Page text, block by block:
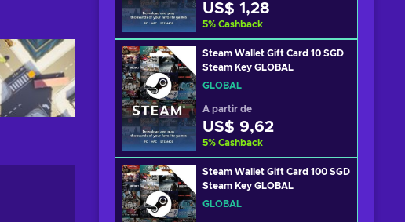
US$ 1,28
5% Cashback
Steam Wallet Gift Card 10 SGD
Steam Key GLOBAL
GLOBAL
A partir de
US$ 9,62
5% Cashback
Steam Wallet Gift Card 100 SGD
Steam Key GLOBAL
GLOBAL